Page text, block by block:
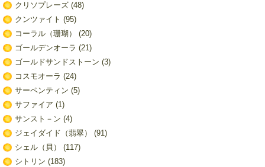
クリソプレーズ(48)
クンツァイト (95)
コーラル（珊瑚）
(20)
ゴールデンオーラ (21)
ゴールドサンドストーン (3)
コスモオーラ (24)
サーペンティン (5)
サファイア (1)
サンスト－ン (4)
ジェイダイド（翡翠）
(91)
シェル（貝）
(117)
シトリン (183)